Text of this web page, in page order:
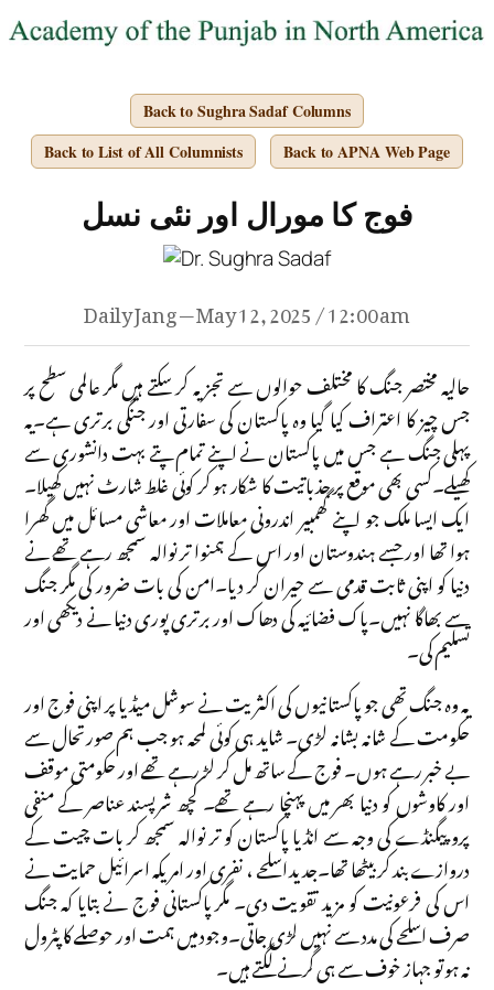
Back to Sughra Sadaf Columns
Back to List of All Columnists
Back to APNA Web Page
فوج کا مورال اور نئی نسل
Daily Jang — May 12, 2025 / 12:00 am
حالیہ مختصر جنگ کا مختلف حوالوں سے تجزیہ کر سکتے ہیں مگر عالمی سطح پر
جس چیز کا اعتراف کیا گیا وہ پاکستان کی سفارتی اور جنگی برتری ہے۔یہ
پہلی جنگ ہے جس میں پاکستان نے اپنے تمام پتے بہت دانشوری سے
کھیلے۔کسی بھی موقع پر جذباتیت کا شکار ہو کر کوئی غلط شارٹ نہیں کھیلا۔
ایک ایسا ملک جو اپنے گھمبیر اندرونی معاملات اور معاشی مسائل میں گھرا
ہوا تھا اور جسے ہندوستان اور اس کے ہمنوا تر نوالہ سمجھ رہے تھے نے
دنیا کو اپنی ثابت قدمی سے حیران کر دیا۔امن کی بات ضرور کی مگر جنگ
سے بھاگا نہیں۔پاک فضائیہ کی دھاک اور برتری پوری دنیا نے دیکھی اور
تسلیم کی۔
یہ وہ جنگ تھی جو پاکستانیوں کی اکثریت نے سوشل میڈیا پر اپنی فوج اور
حکومت کے شانہ بشانہ لڑی۔ شاید ہی کوئی لمحہ ہو جب ہم صورتحال سے
بے خبر رہے ہوں۔ فوج کے ساتھ مل کر لڑ رہے تھے اور حکومتی موقف
اور کاوشوں کو دنیا بھر میں پہنچا رہے تھے۔ کچھ شرپسند عناصر کے منفی
پروپیگنڈے کی وجہ سے انڈیا پاکستان کو تر نوالہ سمجھ کر بات چیت کے
دروازے بند کر بیٹھا تھا۔جدید اسلحے ، نفری اور امریکہ اسرائیل حمایت نے
اس کی فرعونیت کو مزید تقویت دی۔ مگر پاکستانی فوج نے بتایا کہ جنگ
صرف اسلحے کی مدد سے نہیں لڑی جاتی۔وجود میں ہمت اور حوصلے کا پٹرول
نہ ہو تو جہاز خوف سے ہی گرنے لگتے ہیں۔